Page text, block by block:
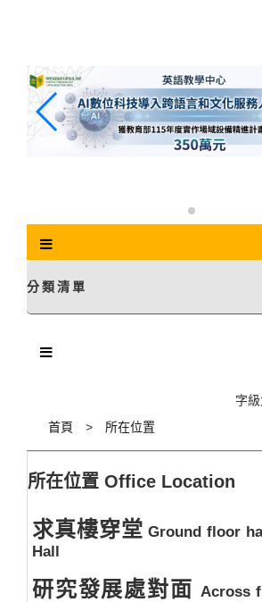
分類清單
首頁 所在位置
字
所在位置 Office Location
求真樓穿堂 Ground floor
Hall
研究發展處對面 Across